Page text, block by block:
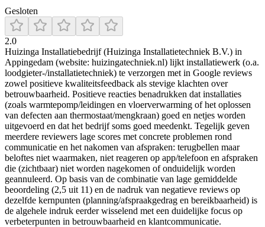
Gesloten
2.0
Huizinga Installatiebedrijf (Huizinga Installatietechniek B.V.) in
Appingedam (website: huizingatechniek.nl) lijkt installatiewerk (o.a.
loodgieter-/installatietechniek) te verzorgen met in Google reviews
zowel positieve kwaliteitsfeedback als stevige klachten over
betrouwbaarheid. Positieve reacties benadrukken dat installaties
(zoals warmtepomp/leidingen en vloerverwarming of het oplossen
van defecten aan thermostaat/mengkraan) goed en netjes worden
uitgevoerd en dat het bedrijf soms goed meedenkt. Tegelijk geven
meerdere reviewers lage scores met concrete problemen rond
communicatie en het nakomen van afspraken: terugbellen maar
beloftes niet waarmaken, niet reageren op app/telefoon en afspraken
die (zichtbaar) niet worden nagekomen of onduidelijk worden
geannuleerd. Op basis van de combinatie van lage gemiddelde
beoordeling (2,5 uit 11) en de nadruk van negatieve reviews op
dezelfde kernpunten (planning/afspraakgedrag en bereikbaarheid) is
de algehele indruk eerder wisselend met een duidelijke focus op
verbeterpunten in betrouwbaarheid en klantcommunicatie.